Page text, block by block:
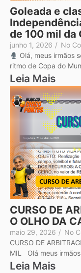
Goleada e
de 100 mil da
junho 1, 2026 / No
Olá, meus irmãos
ritmo de Copa do
Leia Mais
CURSO DE
O OLHO DA
maio 29, 2026 / No
CURSO DE
MIL Olá meus
Leia Mais